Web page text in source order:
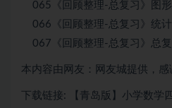
065《回顾整理-总复习》图
066《回顾整理-总复习》统
067《回顾整理-总复习》总
本内容由网友：网友城提供，感
下载链接: 【青岛版】小学数学